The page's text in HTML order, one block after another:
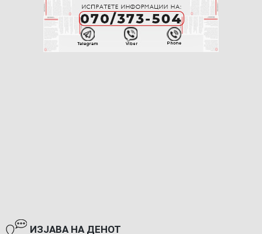
ИЗЈАВА НА ДЕНОТ